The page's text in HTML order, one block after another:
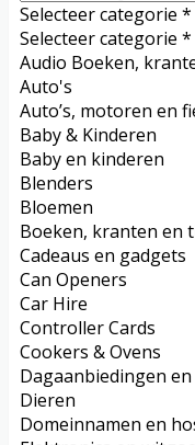
Selecteer categorie *
Selecteer categorie *
Audio Boeken,
Auto's
Auto’s, motoren en
Baby & Kinderen
Baby en kinderen
Blenders
Bloemen
Boeken, kranten en
Cadeaus en gadgets
Can Openers
Car Hire
Controller Cards
Cookers & Ovens
Dagaanbiedingen
Dieren
Domeinnamen en